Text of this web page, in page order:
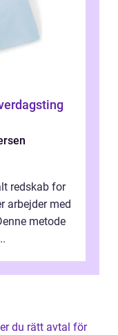
redskab for
arbejder med
metode